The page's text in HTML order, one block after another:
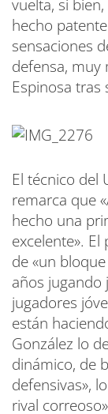
vuelta, si
hecho
sensaciones
defensa, muy
Espinosa tras
El técnico del
remarca que
hecho una
excelente».
de «un
años jugando
jugadores
están
González lo
dinámico, de
defensivas»,
rival